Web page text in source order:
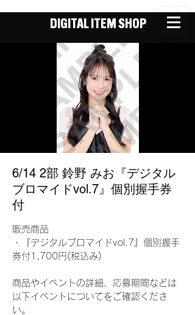
DIGITAL ITEM SHOP
6/14 2部 鈴野 みお『デジタル
ブロマイドvol.7』個別握手券
付
販売商品
・『デジタルブロマイドvol.7』個別握手
券付1,700円(税込み)
商品やイベントの詳細、応募期間などは
以下イベントについてをご確認くださ
い。